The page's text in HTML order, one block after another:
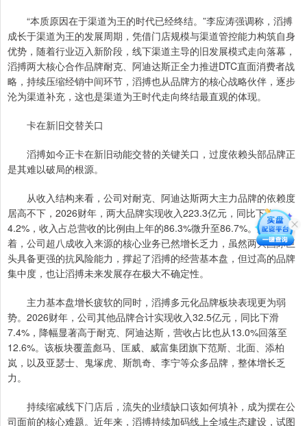
“本质原因在于渠道为王的时代已经终结。”李应涛强调称，滔搏
成长于渠道为王的发展周期，凭借门店规模与渠道管控能力构筑自身
优势，随着行业迈入新阶段，线下渠道主导的旧发展模式走向落幕，
滔搏两大核心合作品牌耐克、阿迪达斯正全力推进DTC直面消费者战
略，持续压缩经销中间环节，滔搏也从品牌方的核心战略伙伴，逐步
沦为渠道补充，这也是渠道为王时代走向终结最直观的体现。
卡在新旧交替关口
滔搏如今正卡在新旧动能交替的关键关口，过度依赖头部品牌正
是其难以破局的根源。
从收入结构来看，公司对耐克、阿迪达斯两大主力品牌的依赖度
居高不下，2026财年，两大品牌实现收入223.3亿元，同比下降
4.2%，收入占总营收的比例由上年的86.3%微升至86.7%。这意味
着，公司超八成收入来源的核心业务已然增长乏力，虽然两大国际巨
头具备更强的抗风险能力，撑起了滔搏的经营基本盘，但过高的品牌
集中度，也让滔搏未来发展存在极大不确定性。
主力基本盘增长疲软的同时，滔搏多元化品牌板块表现更为弱
势。2026财年，公司其他品牌合计实现收入32.5亿元，同比下滑
7.4%，降幅显著高于耐克、阿迪达斯，营收占比也从13.0%回落至
12.6%。该板块覆盖彪马、匡威、威富集团旗下范斯、北面、添柏
岚，以及亚瑟士、鬼塚虎、斯凯奇、李宁等众多品牌，整体增长乏
力。
持续缩减线下门店后，流失的业绩缺口该如何填补，成为摆在公
司面前的核心难题。近年来，滔搏持续加码线上全域生态建设，试图